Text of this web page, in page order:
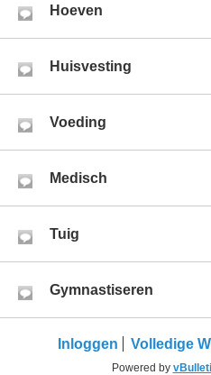
Hoeven
Huisvesting
Voeding
Medisch
Tuig
Gymnastiseren
Inloggen Volledige
Powered by